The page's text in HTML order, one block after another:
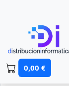
0,00 €